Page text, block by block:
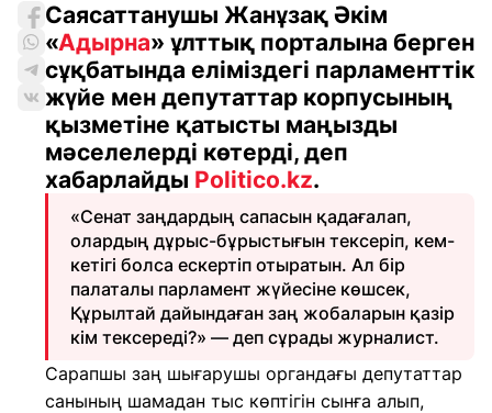
Саясаттанушы Жанұзақ Әкім
«Адырна» ұлттық порталына берген
сұқбатында еліміздегі парламенттік
жүйе мен депутаттар корпусының
қызметіне қатысты маңызды
мәселелерді көтерді, деп
хабарлайды Politico.kz.
«Сенат заңдардың сапасын қадағалап,
олардың дұрыс-бұрыстығын тексеріп, кем-
кетігі болса ескертіп отыратын. Ал бір
палаталы парламент жүйесіне көшсек,
Құрылтай дайындаған заң жобаларын қазір
кім тексереді?» — деп сұрады журналист.
Сарапшы заң шығарушы органдағы депутаттар
санының шамадан тыс көптігін сынға алып,